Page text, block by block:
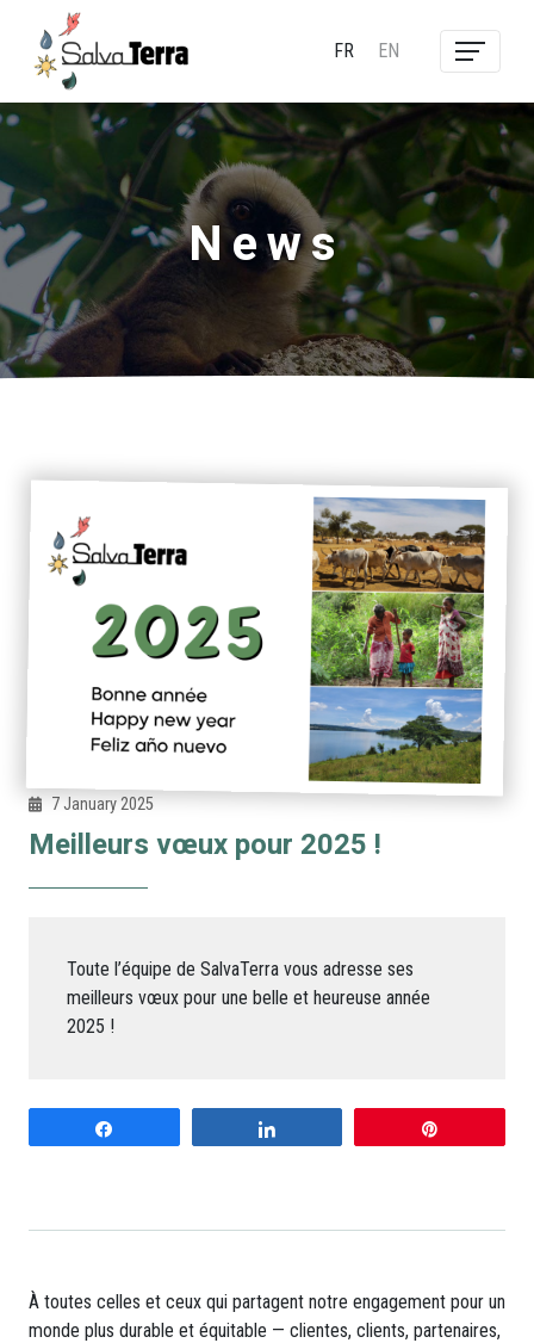
FR EN
News
7 January 2025
Meilleurs vœux pour 2025 !
Toute l’équipe de SalvaTerra vous adresse ses
meilleurs vœux pour une belle et heureuse année
2025 !
À toutes celles et ceux qui partagent notre engagement pour un
monde plus durable et équitable — clientes, clients, partenaires,